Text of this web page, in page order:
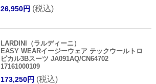
26,950円 (税込)
LARDINI（ラルディーニ）
EASY WEARイージーウェア テックウールトロ
ピカル3Bスーツ JA091AQ/CN64702
17161000109
173,250円 (税込)